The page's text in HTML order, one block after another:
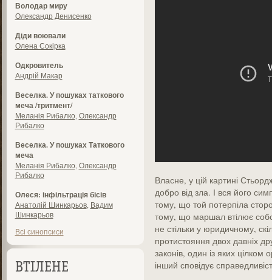
Володар миру
Олександр Денисенко
Діди воювали
Олена Сокірка
Одкровитель
Андрій Макар
Веселка. У пошуках таткового
меча /тритмент/
Меланія Рибалко Олександр
Рибалко
Веселка. У пошуках Таткового
меча
Меланія Рибалко Олександр
Рибалко
Олеся: інфільтрація бісів
Анатолій Шинкарьов, Вадим
Шинкарьов
Всі синопсиси
ВТІЛЕНЕ
Власне, у цій картині
добро від зла. І вся його
тому, що той потерпіла
тому, що маршал втілює
не стільки у юридичному,
протистояння двох давніх
законів, один із яких
інший сповідує